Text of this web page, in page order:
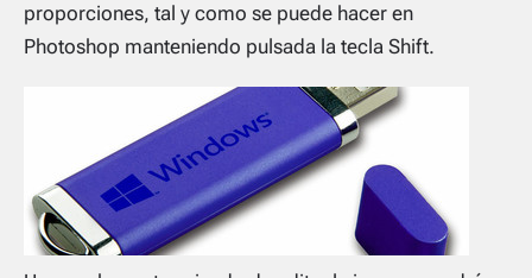
proporciones, tal y como se puede hacer en
Photoshop manteniendo pulsada la tecla Shift.